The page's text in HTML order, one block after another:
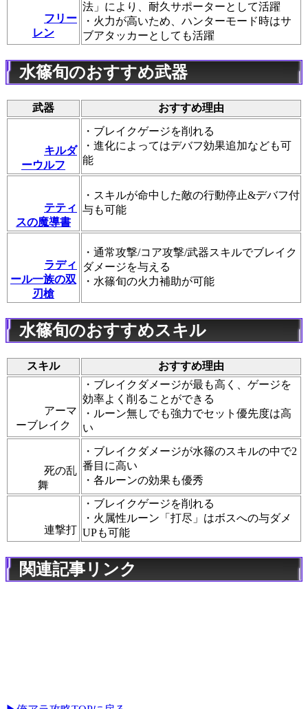
フリー
レン
法」により、耐久サポーターとして活躍
・火力が高いため、ハンターモード時はサ
ブアタッカーとしても活躍
水篠旬のおすすめ武器
武器 おすすめ理由
キルダ
ーウルフ
・ブレイクゲージを削れる
・進化によってはデバフ効果追加なども可
能
テティ
スの魔導書
・スキルが命中した敵の行動停止&デバフ付
与も可能
ラディ
ール一族の双
刃槍
・通常攻撃/コア攻撃/武器スキルでブレイク
ダメージを与える
・水篠旬の火力補助が可能
水篠旬のおすすめスキル
スキル おすすめ理由
アーマ
ーブレイク
・ブレイクダメージが最も高く、ゲージを
効率よく削ることができる
・ルーン無しでも強力でセット優先度は高
い
死の乱
舞
・ブレイクダメージが水篠のスキルの中で2
番目に高い
・各ルーンの効果も優秀
連撃打
・ブレイクゲージを削れる
・火属性ルーン「打尽」はボスへの与ダメ
UPも可能
関連記事リンク